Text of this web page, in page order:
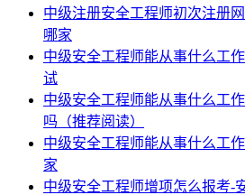
中级注册安全工程师初次注册
哪家
中级安全工程师能从事什么工
试
中级安全工程师能从事什么工
吗（推荐阅读）
中级安全工程师能从事什么工
家
中级安全工程师增项怎么报考-